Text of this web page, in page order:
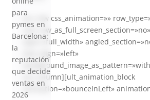
[vc_row css_animation=»»
use_row_as_full_screen_section=»no»
type=»full_width»
text_align=»left»
[vc_column][ult_animation_block
animation=»bounceInLeft»
para
pymes en
Barcelona:
la
reputación
que decide
ventas en
2026